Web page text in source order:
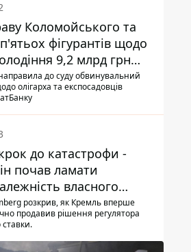
Коломойського та
фігурантів щодо
9,2 млрд грн
скерували до
до суду обвинувальний
олігарха та експосадовців
до катастрофи -
почав ламати
власного
змусивши
базову ставку
розкрив, як Кремль вперше
продавив рішення регулятора